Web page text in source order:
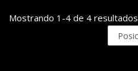
Mostrando 1-4 de 4 resultados